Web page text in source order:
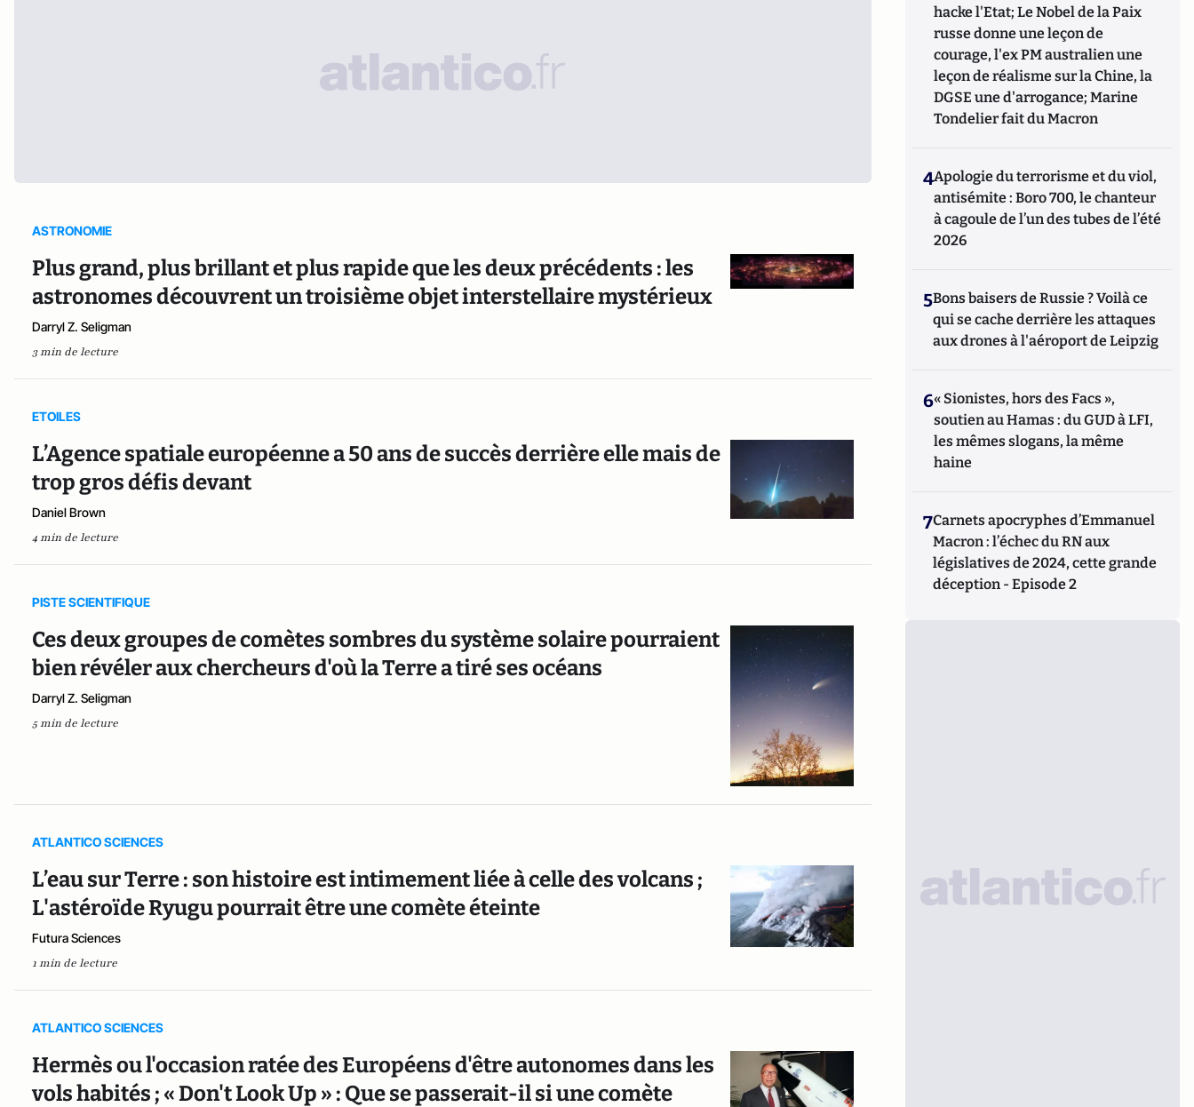
ASTRONOMIE
Plus grand, plus brillant et plus rapide que les deux précédents : les
astronomes découvrent un troisième objet interstellaire mystérieux
Darryl Z. Seligman
3 min de lecture
ETOILES
L’Agence spatiale européenne a 50 ans de succès derrière elle mais de
trop gros défis devant
Daniel Brown
4 min de lecture
PISTE SCIENTIFIQUE
Ces deux groupes de comètes sombres du système solaire pourraient
bien révéler aux chercheurs d'où la Terre a tiré ses océans
Darryl Z. Seligman
5 min de lecture
ATLANTICO SCIENCES
L’eau sur Terre : son histoire est intimement liée à celle des volcans ;
L'astéroïde Ryugu pourrait être une comète éteinte
Futura Sciences
1 min de lecture
ATLANTICO SCIENCES
Hermès ou l'occasion ratée des Européens d'être autonomes dans les
vols habités ; « Don't Look Up » : Que se passerait-il si une comète
hacke l'Etat; Le Nobel de la Paix
russe donne une leçon de
courage, l'ex PM australien une
leçon de réalisme sur la Chine, la
DGSE une d'arrogance; Marine
Tondelier fait du Macron
4Apologie du terrorisme et du viol,
antisémite : Boro 700, le chanteur
à cagoule de l’un des tubes de l’été
2026
5Bons baisers de Russie ? Voilà ce
qui se cache derrière les attaques
aux drones à l'aéroport de Leipzig
6« Sionistes, hors des Facs »,
soutien au Hamas : du GUD à LFI,
les mêmes slogans, la même
haine
7Carnets apocryphes d’Emmanuel
Macron : l’échec du RN aux
législatives de 2024, cette grande
déception - Episode 2